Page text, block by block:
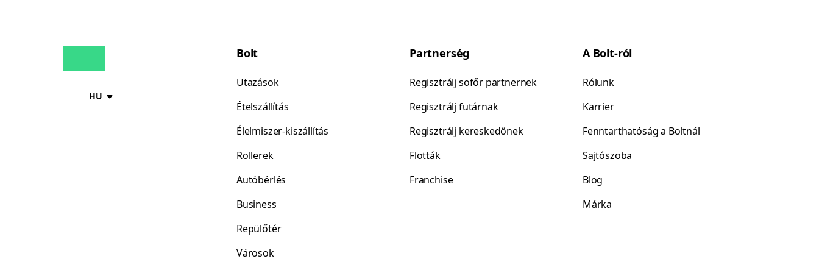
HU
Bolt
Utazások
Ételszállítás
Élelmiszer-kiszállítás
Rollerek
Autóbérlés
Business
Repülőtér
Városok
Partnerség
Regisztrálj sofőr partnernek
Regisztrálj futárnak
Regisztrálj kereskedőnek
Flották
Franchise
A Bolt-ról
Rólunk
Karrier
Fenntarthatóság a Boltnál
Sajtószoba
Blog
Márka